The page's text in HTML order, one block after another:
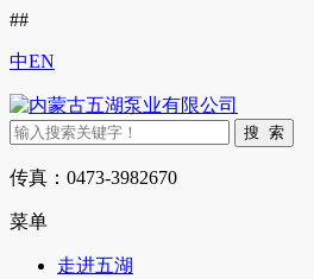
##
中EN
传真：0473-3982670
菜单
走进五湖